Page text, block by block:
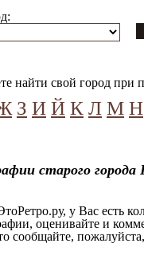
найти свой город при
З И Й К Л М Н
старого
у Вас есть
оценивайте и
сообщайте,